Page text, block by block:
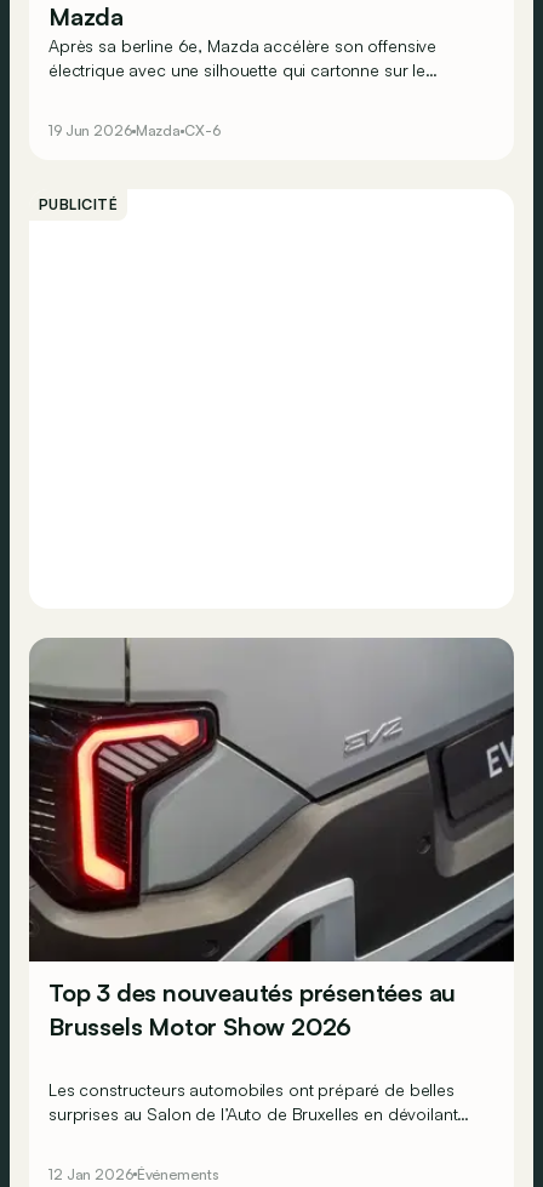
Mazda
Après sa berline 6e, Mazda accélère son offensive
électrique avec une silhouette qui cartonne sur le
commandes sont dorénavant officiellement ouvertes.
19 Jun 2026 Mazda CX-6
PUBLICITÉ
Top 3 des nouveautés présentées au
Brussels Motor Show 2026
Les constructeurs automobiles ont préparé de belles
surprises au Salon de l’Auto de Bruxelles en dévoilant
12 Jan 2026 Événements